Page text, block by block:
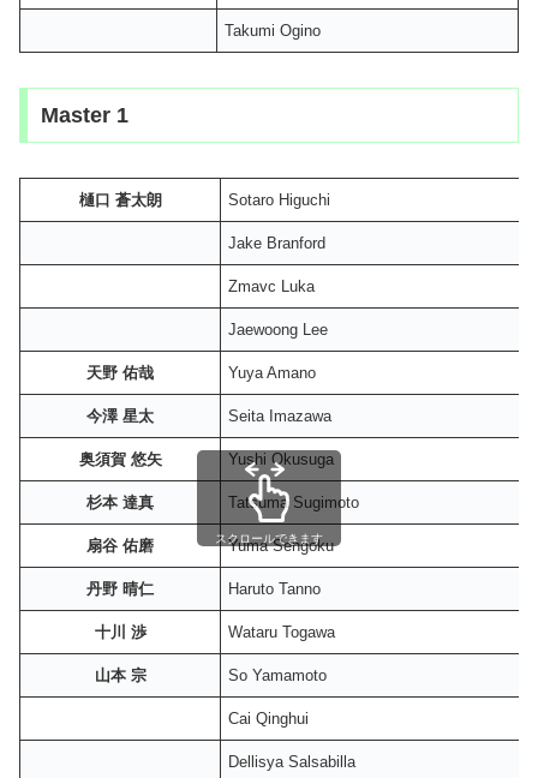
Takumi Ogino
Master 1
樋口 蒼太朗 Sotaro Higuchi
Jake Branford
Zmavc Luka
Jaewoong Lee
天野 佑哉 Yuya Amano
今澤 星太 Seita Imazawa
奥須賀 悠矢 Yushi Okusuga
杉本 達真 Tatsuma Sugimoto
扇谷 佑磨 Yuma Sengoku
丹野 晴仁 Haruto Tanno
十川 渉 Wataru Togawa
山本 宗 So Yamamoto
Cai Qinghui
Dellisya Salsabilla
スクロールできます